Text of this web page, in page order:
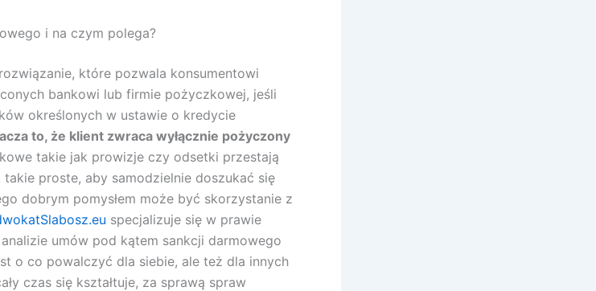
i na czym polega?
które pozwala konsumentowi
bankowi lub firmie pożyczkowej, jeśli
określonych w ustawie o kredycie
to, że klient zwraca wyłącznie pożyczony
takie jak prowizje czy odsetki przestają
proste, aby samodzielnie doszukać się
dobrym pomysłem może być skorzystanie z
specjalizuje się w prawie
umów pod kątem sankcji darmowego
o co powalczyć dla siebie, ale też dla innych
czas się kształtuje, za sprawą spraw